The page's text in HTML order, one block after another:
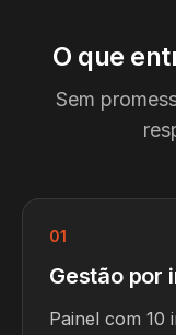
O que
Sem
01
Gestão por
Painel com 10